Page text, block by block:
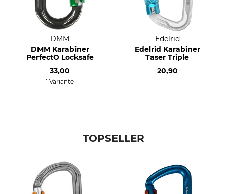
DMM
DMM Karabiner
PerfectO Locksafe
33,00
1 Variante
Edelrid
Edelrid Karabiner
Taser Triple
20,90
TOPSELLER